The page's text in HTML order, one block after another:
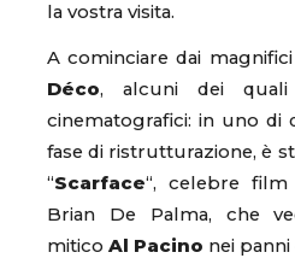
la vostra visita.
A cominciare dai magnifici
Déco, alcuni dei
cinematografici: in uno di
fase di ristrutturazione, è
“Scarface“, celebre film
Brian De Palma, che
mitico Al Pacino nei